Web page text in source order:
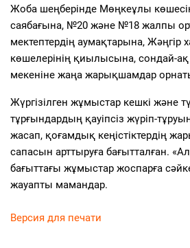
Жоба шеңберінде Мөңкеұлы
саябағына, №20 және №18 жалпы
мектептердің аумақтарына,
көшелерінің қиылысына, сондай-
мекеніне жаңа жарықшамдар
Жүргізілген жұмыстар кешкі және
тұрғындардың қауіпсіз жүріп-
жасап, қоғамдық кеңістіктердің
сапасын арттыруға бағытталған.
бағыттағы жұмыстар жоспарға
жауапты мамандар.
Версия для печати